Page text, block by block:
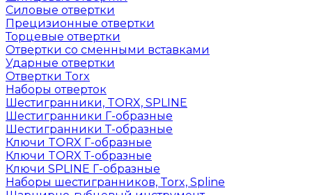
Силовые отвертки
Прецизионные отвертки
Торцевые отвертки
Отвертки со сменными вставками
Ударные отвертки
Отвертки Torx
Наборы отверток
Шестигранники, TORX, SPLINE
Шестигранники Г-образные
Шестигранники Т-образные
Ключи TORX Г-образные
Ключи TORX Т-образные
Ключи SPLINE Г-образные
Наборы шестигранников, Torx, Spline